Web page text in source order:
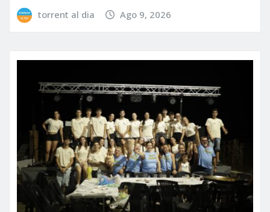
torrent al dia Ago 9, 2026